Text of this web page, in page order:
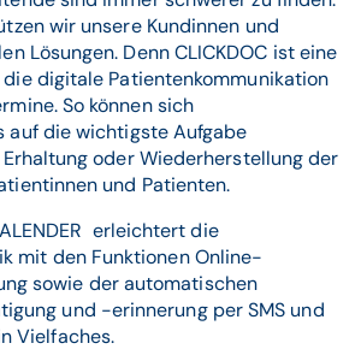
wir unsere Kundinnen und
Lösungen. Denn CLICKDOC ist eine
digitale Patientenkommunikation
So können sich
auf die wichtigste Aufgabe
oder Wiederherstellung der
und Patienten.
erleichtert die
mit den Funktionen Online-
sowie der automatischen
und -erinnerung per SMS und
Vielfaches.